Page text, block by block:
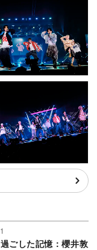
ごした記憶：櫻井敦